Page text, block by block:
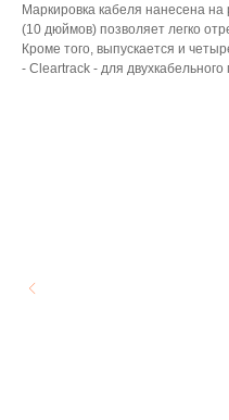
Маркировка кабеля нанесена
(10 дюймов) позволяет легко
Кроме того, выпускается и
- Cleartrack - для